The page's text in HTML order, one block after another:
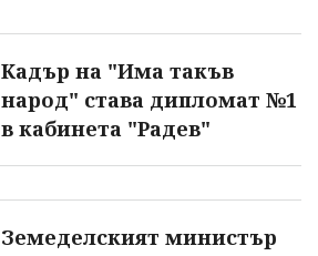
Кадър на "Има такъв
народ" става дипломат №1
в кабинета "Радев"
Земеделският министър